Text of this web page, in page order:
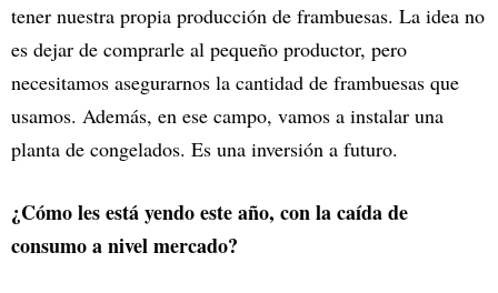
tener nuestra propia producción de frambuesas. La idea no
es dejar de comprarle al pequeño productor, pero
necesitamos asegurarnos la cantidad de frambuesas que
usamos. Además, en ese campo, vamos a instalar una
planta de congelados. Es una inversión a futuro.
¿Cómo les está yendo este año, con la caída de
consumo a nivel mercado?